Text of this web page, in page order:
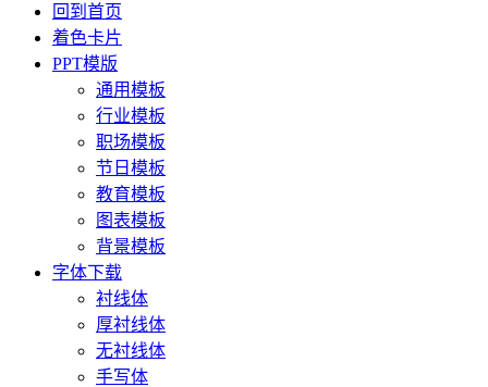
回到首页
着色卡片
PPT模版
通用模板
行业模板
职场模板
节日模板
教育模板
图表模板
背景模板
字体下载
衬线体
厚衬线体
无衬线体
手写体